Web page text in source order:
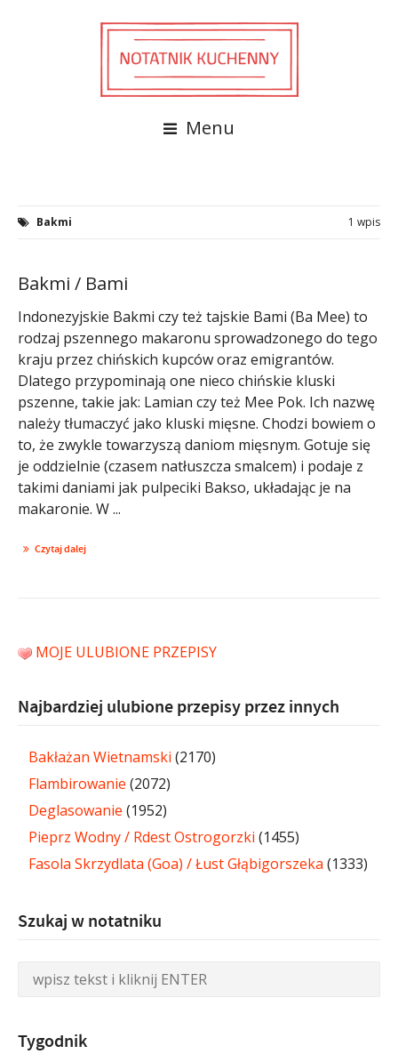
Menu
Bakmi 1 wpis
Bakmi / Bami
Indonezyjskie Bakmi czy też tajskie Bami (Ba Mee) to
rodzaj pszennego makaronu sprowadzonego do tego
kraju przez chińskich kupców oraz emigrantów.
Dlatego przypominają one nieco chińskie kluski
pszenne, takie jak: Lamian czy też Mee Pok. Ich nazwę
należy tłumaczyć jako kluski mięsne. Chodzi bowiem o
to, że zwykle towarzyszą daniom mięsnym. Gotuje się
je oddzielnie (czasem natłuszcza smalcem) i podaje z
takimi daniami jak pulpeciki Bakso, układając je na
makaronie. W ...
Czytaj dalej
MOJE ULUBIONE PRZEPISY
Najbardziej ulubione przepisy przez innych
Bakłażan Wietnamski (2170)
Flambirowanie (2072)
Deglasowanie (1952)
Pieprz Wodny / Rdest Ostrogorzki (1455)
Fasola Skrzydlata (Goa) / Łust Głąbigorszeka (1333)
Szukaj w notatniku
Tygodnik